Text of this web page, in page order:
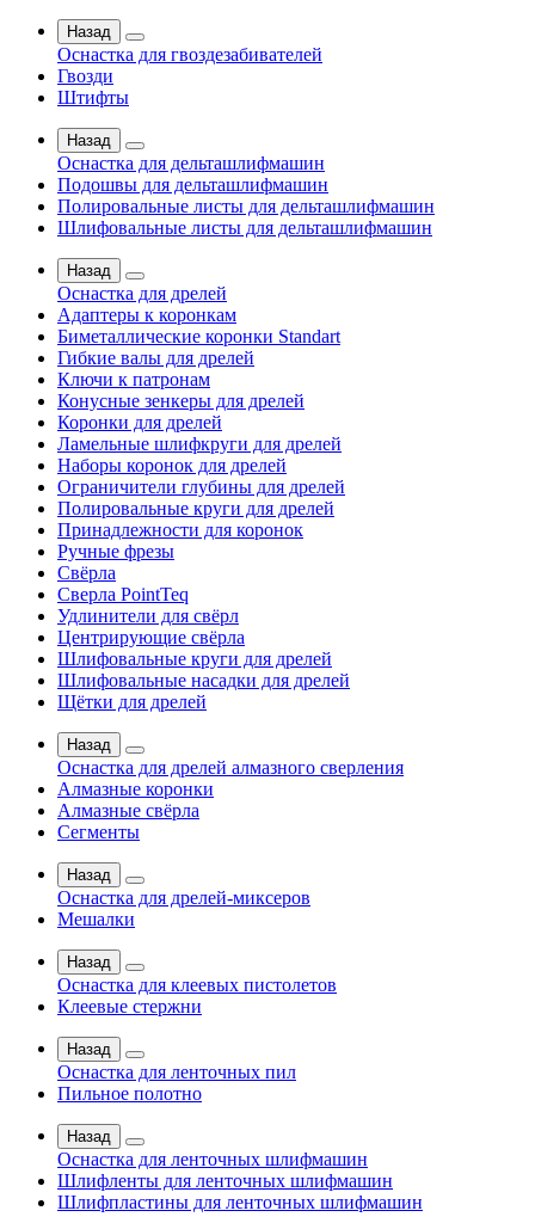
Назад
Оснастка для гвоздезабивателей
Гвозди
Штифты
Назад
Оснастка для дельташлифмашин
Подошвы для дельташлифмашин
Полировальные листы для дельташлифмашин
Шлифовальные листы для дельташлифмашин
Назад
Оснастка для дрелей
Адаптеры к коронкам
Биметаллические коронки Standart
Гибкие валы для дрелей
Ключи к патронам
Конусные зенкеры для дрелей
Коронки для дрелей
Ламельные шлифкруги для дрелей
Наборы коронок для дрелей
Ограничители глубины для дрелей
Полировальные круги для дрелей
Принадлежности для коронок
Ручные фрезы
Свёрла
Сверла PointTeq
Удлинители для свёрл
Центрирующие свёрла
Шлифовальные круги для дрелей
Шлифовальные насадки для дрелей
Щётки для дрелей
Назад
Оснастка для дрелей алмазного сверления
Алмазные коронки
Алмазные свёрла
Сегменты
Назад
Оснастка для дрелей-миксеров
Мешалки
Назад
Оснастка для клеевых пистолетов
Клеевые стержни
Назад
Оснастка для ленточных пил
Пильное полотно
Назад
Оснастка для ленточных шлифмашин
Шлифленты для ленточных шлифмашин
Шлифпластины для ленточных шлифмашин